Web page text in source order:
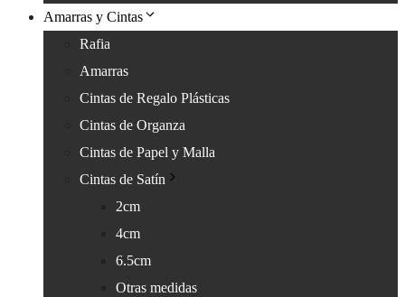
Amarras y Cintas
Rafia
Amarras
Cintas de Regalo Plásticas
Cintas de Organza
Cintas de Papel y Malla
Cintas de Satín
2cm
4cm
6.5cm
Otras medidas